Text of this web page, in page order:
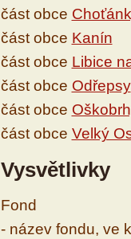
část obce
část obce Kanín
část obce Libice
část obce Odřepsy
část obce
část obce Velký
Vysvětlivky
Fond
- název fondu, ve